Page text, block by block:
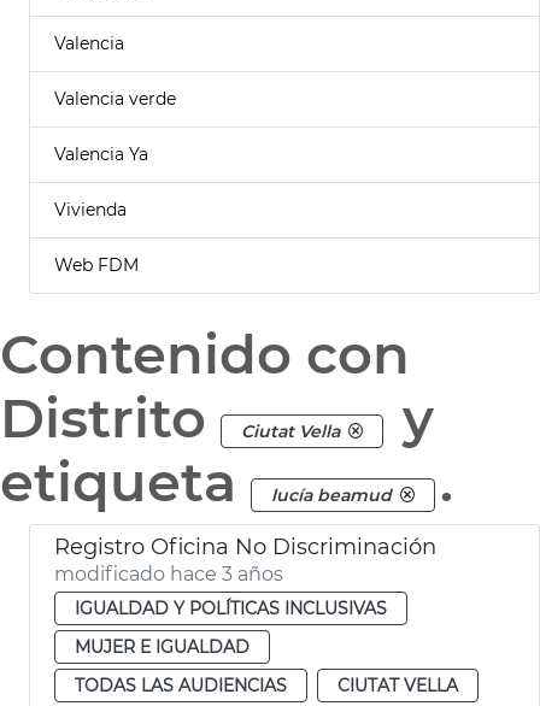
Valencia
Valencia verde
Valencia Ya
Vivienda
Web FDM
Contenido con
Distrito
Ciutat Vella
y
etiqueta
lucía beamud .
Registro Oficina No Discriminación
modificado hace 3 años
IGUALDAD Y POLÍTICAS INCLUSIVAS
MUJER E IGUALDAD
TODAS LAS AUDIENCIAS
CIUTAT VELLA